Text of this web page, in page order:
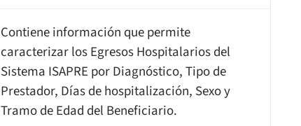
Contiene información que permite
caracterizar los Egresos Hospitalarios del
Sistema ISAPRE por Diagnóstico, Tipo de
Prestador, Días de hospitalización, Sexo y
Tramo de Edad del Beneficiario.